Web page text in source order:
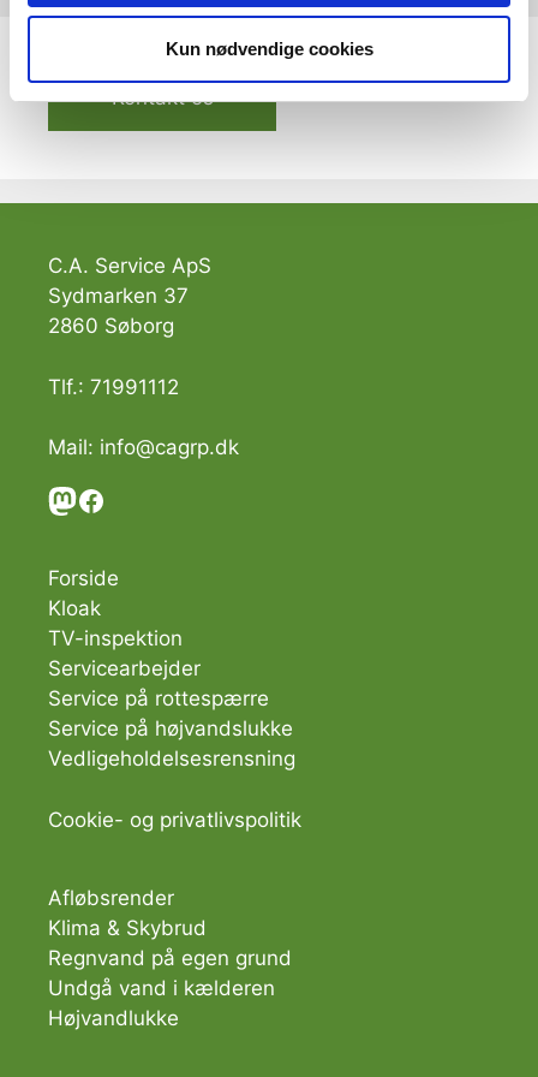
Kun nødvendige cookies
Kontakt os
C.A. Service ApS
Sydmarken 37
2860 Søborg
Tlf.: 71991112
Mail: info@cagrp.dk
Mastodon
Facebook
Forside
Kloak
TV-inspektion
Servicearbejder
Service på rottespærre
Service på højvandslukke
Vedligeholdelsesrensning
Cookie- og privatlivspolitik
Afløbsrender
Klima & Skybrud
Regnvand på egen grund
Undgå vand i kælderen
Højvandlukke